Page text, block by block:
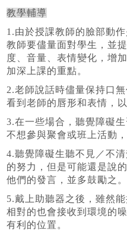
教學輔導
1.由於授課教師的臉部動
教師要儘量面對學生，並
度、音量、表情變化，增
加深上課的重點。
2.老師說話時儘量保持口
看到老師的唇形和表情，
3.在一些場合，聽覺障礙
不想參與聚會或班上活動
4.聽覺障礙生聽不見／不
的努力，但是可能還是說
他們的發言，並多鼓勵之。
5.戴上助聽器之後，雖然
相對的也會接收到環境的
有利的位置。